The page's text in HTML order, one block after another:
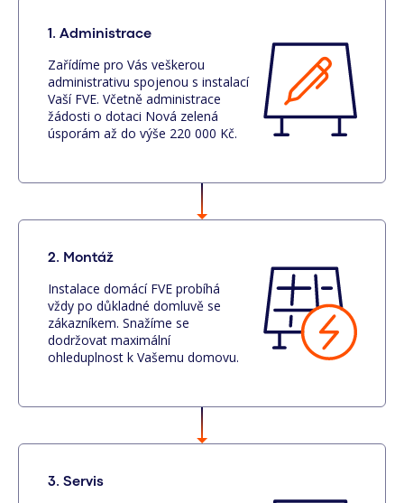
1. Administrace
Zařídíme pro Vás veškerou
administrativu spojenou s instalací
Vaší FVE. Včetně administrace
žádosti o dotaci Nová zelená
úsporám až do výše 220 000 Kč.
2. Montáž
Instalace domácí FVE probíhá
vždy po důkladné domluvě se
zákazníkem. Snažíme se
dodržovat maximální
ohleduplnost k Vašemu domovu.
3. Servis